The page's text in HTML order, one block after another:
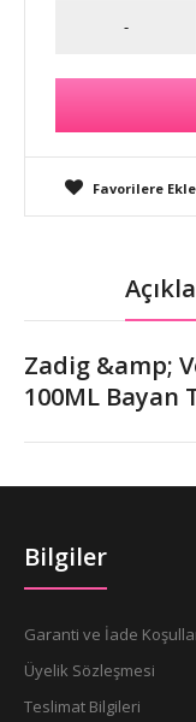
Favorilere Ekle
Zadig &amp;
100ML Bayan
Bilgiler
Garanti ve İade
Üyelik Sözleşmesi
Teslimat Bilgileri